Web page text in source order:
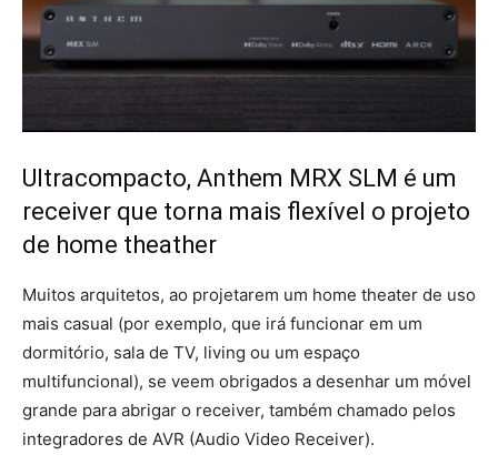
Ultracompacto, Anthem MRX SLM é um
receiver que torna mais flexível o projeto
de home theather
Muitos arquitetos, ao projetarem um home theater de uso
mais casual (por exemplo, que irá funcionar em um
dormitório, sala de TV, living ou um espaço
multifuncional), se veem obrigados a desenhar um móvel
grande para abrigar o receiver, também chamado pelos
integradores de AVR (Audio Video Receiver).